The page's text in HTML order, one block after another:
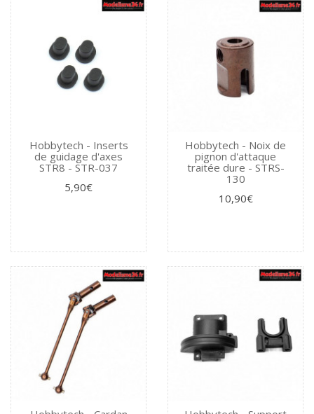
Hobbytech - Inserts
de guidage d'axes
STR8 - STR-037
5,90€
Hobbytech - Noix de
pignon d'attaque
traitée dure - STRS-
130
10,90€